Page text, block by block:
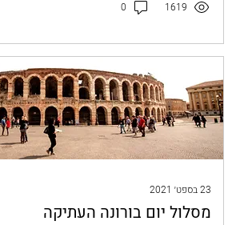
1619
0
23 בספט׳ 2021
מסלול יום בורונה העתיקה